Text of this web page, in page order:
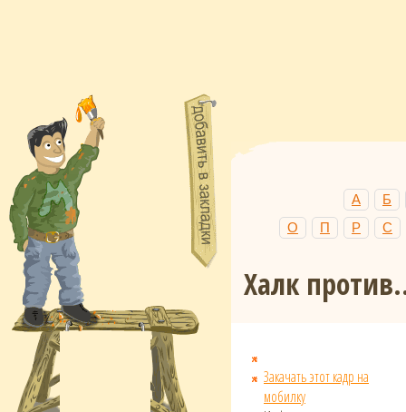
А
Б
О
П Р С
Халк
Закачать этот кадр на
мобилку